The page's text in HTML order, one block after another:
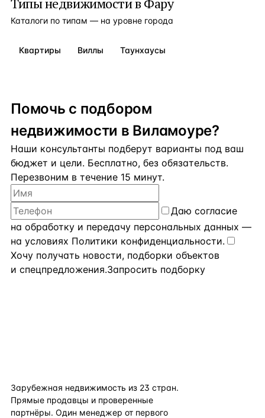
недвижимостью 4 недели в год: по 1 неделе в летние
и зимние месяцы и оставшиеся 2 недели в любое время
года. Расстояние: — 5,3 км до набережной Виламоры; —
до аэропорта Фаро.
Каталоги по типам — на уровне города
Квартиры Виллы Таунхаусы
Помочь с подбором
недвижимости в Виламоуре?
Наши консультанты подберут варианты под ваш
бюджет и цели. Бесплатно, без обязательств.
Перезвоним в течение 15 минут.
Даю согласие
на обработку и передачу персональных данных —
на условиях Политики конфиденциальности.
Хочу получать новости, подборки объектов
и спецпредложения.Запросить подборку
Зарубежная недвижимость из 23 стран.
Прямые продавцы и проверенные
партнёры. Один менеджер от первого